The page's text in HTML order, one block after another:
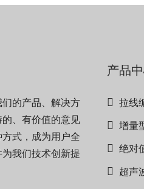
的产品、解决方
、有价值的意见
式，成为用户全
我们技术创新提
产品
拉线
增量
绝对
超声